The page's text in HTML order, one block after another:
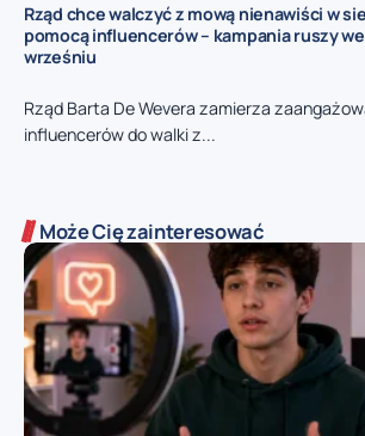
Rząd chce walczyć z mową nienawiści w
pomocą influencerów – kampania ruszy we
wrześniu
Rząd Barta De Wevera zamierza
influencerów do walki z...
Może Cię zainteresować